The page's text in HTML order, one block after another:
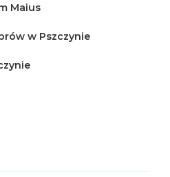
Maius
w Pszczynie